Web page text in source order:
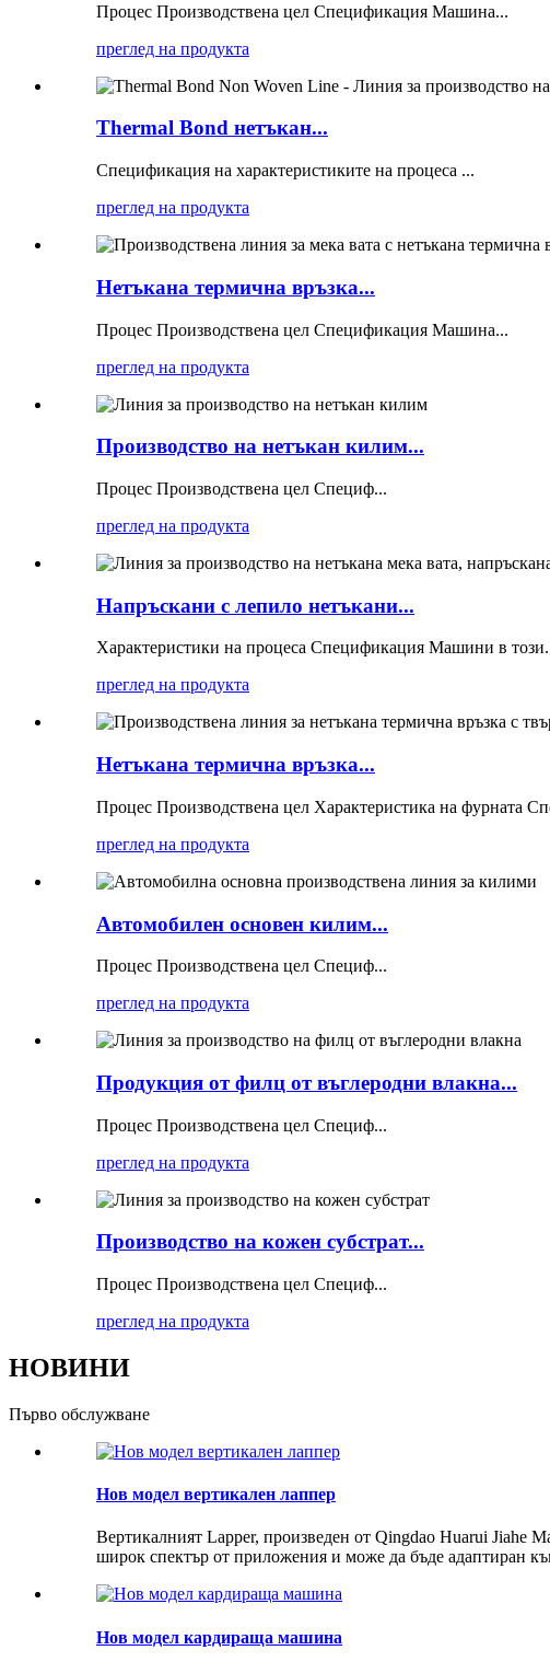
Процес Производствена цел Спецификация Машина...
преглед на продукта
Thermal Bond нетъкан...
Спецификация на характеристиките на процеса ...
преглед на продукта
Нетъкана термична връзка...
Процес Производствена цел Спецификация Машина...
преглед на продукта
Производство на нетъкан килим...
Процес Производствена цел Специф...
преглед на продукта
Напръскани с лепило нетъкани...
Характеристики на процеса Спецификация Машини в
преглед на продукта
Нетъкана термична връзка...
Процес Производствена цел Характеристика на фурната
преглед на продукта
Автомобилен основен килим...
Процес Производствена цел Специф...
преглед на продукта
Продукция от филц от въглеродни влакна...
Процес Производствена цел Специф...
преглед на продукта
Производство на кожен субстрат...
Процес Производствена цел Специф...
преглед на продукта
НОВИНИ
Първо обслужване
Нов модел вертикален лаппер
Вертикалният Lapper, произведен от Qingdao Huarui Jiahe
широк спектър от приложения и може да бъде адаптиран
Нов модел кардираща машина